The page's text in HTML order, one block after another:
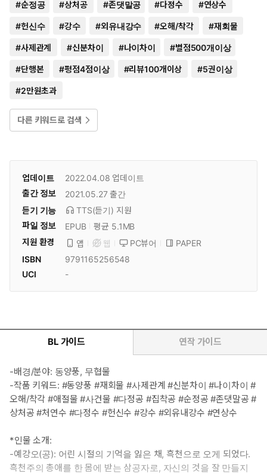
#순정공 #상처공 #존댓말공 #다정수 #연상수
#헌신수 #강수 #외유내강수 #오해/착각 #재회물
#사제관계 #신분차이 #나이차이 #별점500개이상
#단행본 #평점4점이상 #리뷰100개이상 #5권이상
#2만원초과
다른 키워드로 검색
업데이트 2022.04.08 업데이트
출간 정보
2021.05.27 출간
듣기 기능
TTS(듣기) 지원
파일 정보
EPUB
평균 5.1MB
지원 환경
앱 웹 PC뷰어
PAPER
ISBN
9791165256548
UCI
-
BL 가이드 연작 가이드
-배경/분야: 동양풍, 무협물
-작품 키워드: #동양풍 #재회물 #사제관계 #신분차이 #나이차이 #
오해/착각 #애절물 #사건물 #다정공 #집착공 #순정공 #존댓말공 #
상처공 #처연수 #다정수 #헌신수 #강수 #외유내강수 #연상수
*인물 소개:
-예강오(공): 어린 시절의 기억을 잃은 채, 흑천으로 오게 되었다.
흑천주의 총애를 한 몸에 받는 삼공자로, 자신의 것을 잘 만들지